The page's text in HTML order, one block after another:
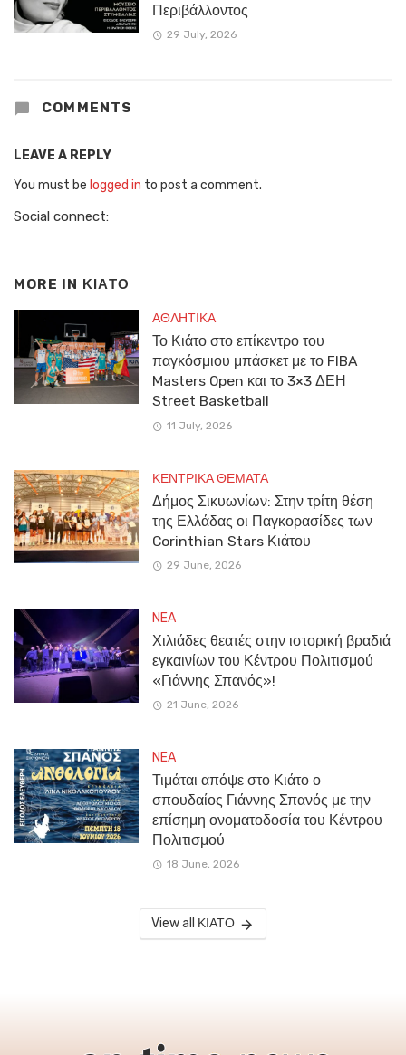
Περιβάλλοντος
29 July, 2026
COMMENTS
LEAVE A REPLY
You must be logged in to post a comment.
Social connect:
MORE IN ΚΙΑΤΟ
ΑΘΛΗΤΙΚΑ
Το Κιάτο στο επίκεντρο του
παγκόσμιου μπάσκετ με το FIBA
Masters Open και το 3×3 ΔΕΗ
Street Basketball
11 July, 2026
ΚΕΝΤΡΙΚΑ ΘΕΜΑΤΑ
Δήμος Σικυωνίων: Στην τρίτη θέση
της Ελλάδας οι Παγκορασίδες των
Corinthian Stars Κιάτου
29 June, 2026
NEA
Χιλιάδες θεατές στην ιστορική βραδιά
εγκαινίων του Κέντρου Πολιτισμού
«Γιάννης Σπανός»!
21 June, 2026
NEA
Τιμάται απόψε στο Κιάτο ο
σπουδαίος Γιάννης Σπανός με την
επίσημη ονοματοδοσία του Κέντρου
Πολιτισμού
18 June, 2026
View all ΚΙΑΤΟ